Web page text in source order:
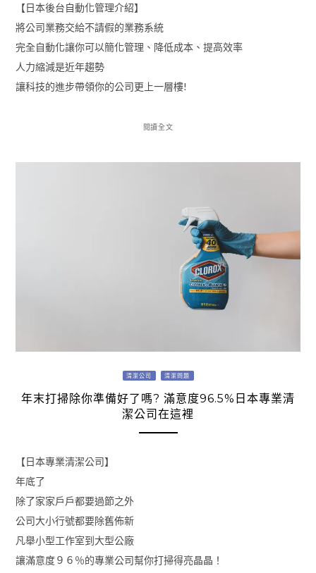
【日本後台自動化管理介紹】
將公司業務交給不請假的業務系統
完全自動化讓你可以簡化管理、降低成本、提高效率
人力縮減是近年趨勢
讓科技的進步帶領你的公司更上一層樓!
閱讀全文
清潔公司 清潔問題
年末打掃除你準備好了嗎? 滿意度96.5%日本專業清
潔公司在這裡
【日本專業清潔公司】
年底了
除了家家戶戶都要過節之外
公司大小行號都要除舊佈新
凡舉小型工作室到大型公廠
讓滿意度９６％的專業公司幫你打掃得亮晶晶！